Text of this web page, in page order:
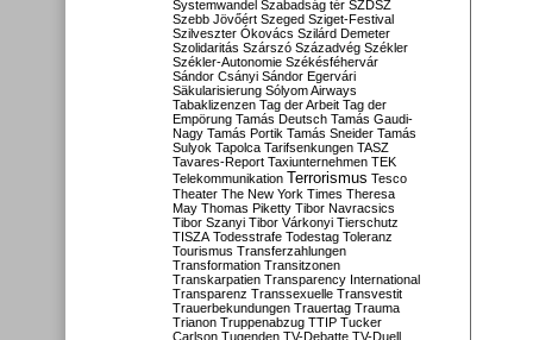
Systemwandel Szabadság tér SZDSZ
Szebb Jövőért Szeged Sziget-Festival
Szilveszter Ókovács Szilárd Demeter
Szolidaritás Szárszó Századvég Székler
Székler-Autonomie Székésféhervár
Sándor Csányi Sándor Egervári
Säkularisierung Sólyom Airways
Tabaklizenzen Tag der Arbeit Tag der
Empörung Tamás Deutsch Tamás Gaudi-
Nagy Tamás Portik Tamás Sneider Tamás
Sulyok Tapolca Tarifsenkungen TASZ
Tavares-Report Taxiunternehmen TEK
Telekommunikation Terrorismus Tesco
Theater The New York Times Theresa
May Thomas Piketty Tibor Navracsics
Tibor Szanyi Tibor Várkonyi Tierschutz
TISZA Todesstrafe Todestag Toleranz
Tourismus Transferzahlungen
Transformation Transitzonen
Transkarpatien Transparency International
Transparenz Transsexuelle Transvestit
Trauerbekundungen Trauertag Trauma
Trianon Truppenabzug TTIP Tucker
Carlson Tugenden TV-Debatte TV-Duell